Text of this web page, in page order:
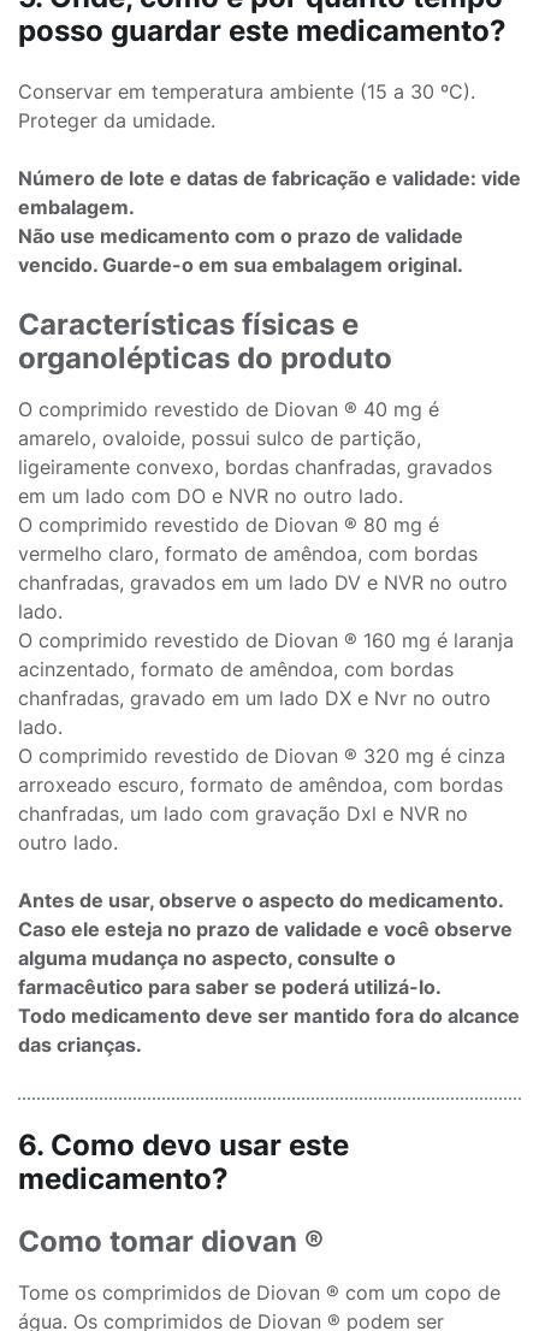
posso guardar este medicamento?
Conservar em temperatura ambiente (15 a 30 ºC).
Proteger da umidade.
Número de lote e datas de fabricação e validade: vide
embalagem.
Não use medicamento com o prazo de validade
vencido. Guarde-o em sua embalagem original.
Características físicas e
organolépticas do produto
O comprimido revestido de Diovan ® 40 mg é
amarelo, ovaloide, possui sulco de partição,
ligeiramente convexo, bordas chanfradas, gravados
em um lado com DO e NVR no outro lado.
O comprimido revestido de Diovan ® 80 mg é
vermelho claro, formato de amêndoa, com bordas
chanfradas, gravados em um lado DV e NVR no outro
lado.
O comprimido revestido de Diovan ® 160 mg é laranja
acinzentado, formato de amêndoa, com bordas
chanfradas, gravado em um lado DX e Nvr no outro
lado.
O comprimido revestido de Diovan ® 320 mg é cinza
arroxeado escuro, formato de amêndoa, com bordas
chanfradas, um lado com gravação Dxl e NVR no
outro lado.
Antes de usar, observe o aspecto do medicamento.
Caso ele esteja no prazo de validade e você observe
alguma mudança no aspecto, consulte o
farmacêutico para saber se poderá utilizá-lo.
Todo medicamento deve ser mantido fora do alcance
das crianças.
6. Como devo usar este
medicamento?
Como tomar diovan ®
Tome os comprimidos de Diovan ® com um copo de
água. Os comprimidos de Diovan ® podem ser